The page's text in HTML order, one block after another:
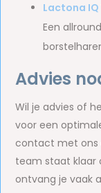
Lactona
Een
Advies
Wil je advies of
voor een
contact met ons
team staat klaar
ontvang je vaak